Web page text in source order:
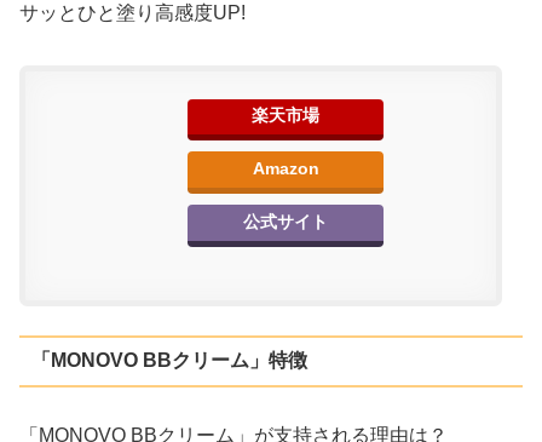
サッとひと塗り高感度UP!
楽天市場
Amazon
公式サイト
「MONOVO BBクリーム」特徴
「MONOVO BBクリーム」が支持される理由は？